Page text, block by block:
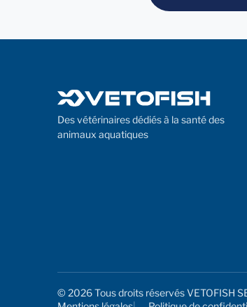
Des vétérinaires dédiés à la santé des
animaux aquatiques
© 2026 Tous droits réservés VETOFISH